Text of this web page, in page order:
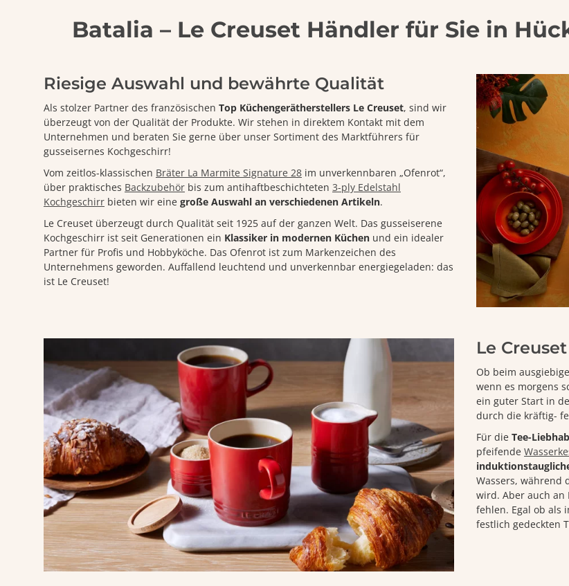
Batalia – Le Creuset Händler für Sie in
Riesige Auswahl und bewährte Qualität
Als stolzer Partner des französischen Top Küchengerätherstellers Le Creuset, sind wir
überzeugt von der Qualität der Produkte. Wir stehen in direktem Kontakt mit dem
Unternehmen und beraten Sie gerne über unser Sortiment des Marktführers für
gusseisernes Kochgeschirr!
Vom zeitlos-klassischen Bräter La Marmite Signature 28 im unverkennbaren „Ofenrot“,
über praktisches Backzubehör bis zum antihaftbeschichteten 3-ply Edelstahl
Kochgeschirr bieten wir eine große Auswahl an verschiedenen Artikeln.
Le Creuset überzeugt durch Qualität seit 1925 auf der ganzen Welt. Das gusseiserene
Kochgeschirr ist seit Generationen ein Klassiker in modernen Küchen und ein idealer
Partner für Profis und Hobbyköche. Das Ofenrot ist zum Markenzeichen des
Unternehmens geworden. Auffallend leuchtend und unverkennbar energiegeladen: das
ist Le Creuset!
Le
Ob beim
wenn es morgens
ein guter Start in
durch die kräftig-
Für die Tee-
pfeifende
Wassers, während
wird. Aber auch an
fehlen. Egal ob als
festlich gedeckten